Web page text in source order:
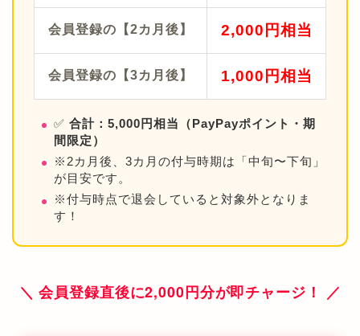
会員登録の【2カ月後】 2,000円相当
会員登録の【3カ月後】 1,000円相当
✅ 合計：5,000円相当（PayPayポイント・期
間限定）
※2カ月後、3カ月の付与時期は「中旬〜下旬」
が目安です。
※付与時点で退会していると対象外となりま
す！
＼ 会員登録直後に2,000円分が即チャージ！ ／